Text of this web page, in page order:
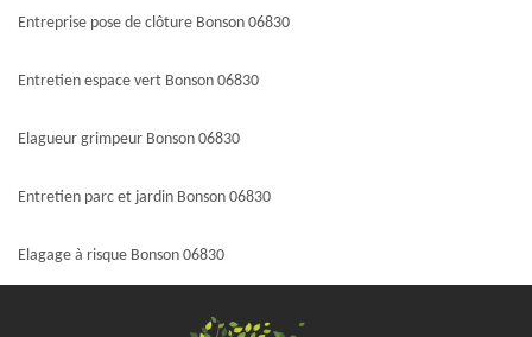
Entreprise pose de clôture Bonson 06830
Entretien espace vert Bonson 06830
Elagueur grimpeur Bonson 06830
Entretien parc et jardin Bonson 06830
Elagage à risque Bonson 06830